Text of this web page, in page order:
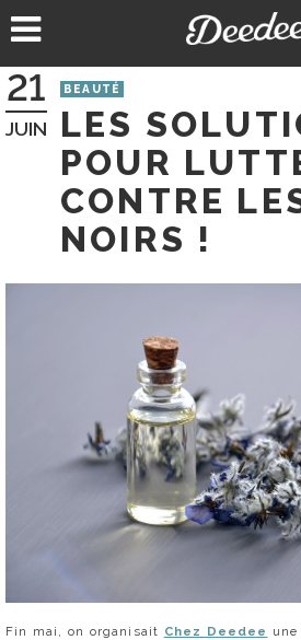
au
21
JUIN
BEAUTÉ
LES
POUR
CONTRE
NOIRS !
Fin mai, on organisait Chez Deedee